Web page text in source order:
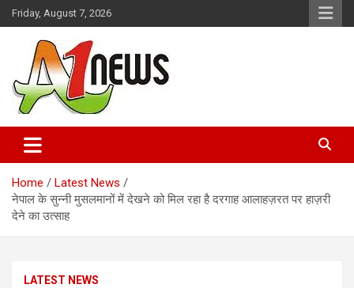
Skip
to
content
Friday, August 7, 2026
A1news.in
Home
Latest News
नेपाल के सुन्नी मुसलमानों में देखने को मिल रहा है दरगाह आलाहज़रत पर हाज़री
देने का उत्साह
LATEST NEWS